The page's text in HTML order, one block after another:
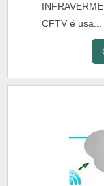
CFTV é usa...